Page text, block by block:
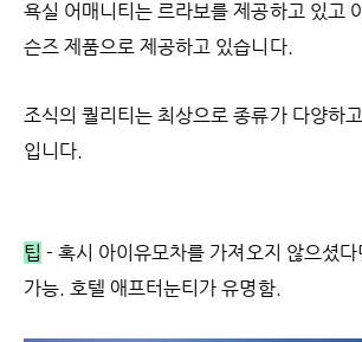
욕실 어매니티는 르라보를 제공하고 있고
슨즈 제품으로 제공하고 있습니다.
조식의 퀄리티는 최상으로 종류가 다양하
입니다.
팁 - 혹시 아이유모차를 가져오지 않으셨다
가능. 호텔 애프터눈티가 유명함.